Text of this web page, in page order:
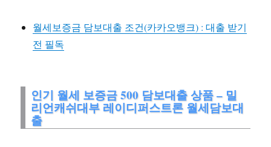
월세보증금 담보대출 조건(카카오뱅크) : 대출 받기
전 필독
인기 월세 보증금 500 담보대출 상품 – 밀
리언캐쉬대부 레이디퍼스트론 월세담보대
출